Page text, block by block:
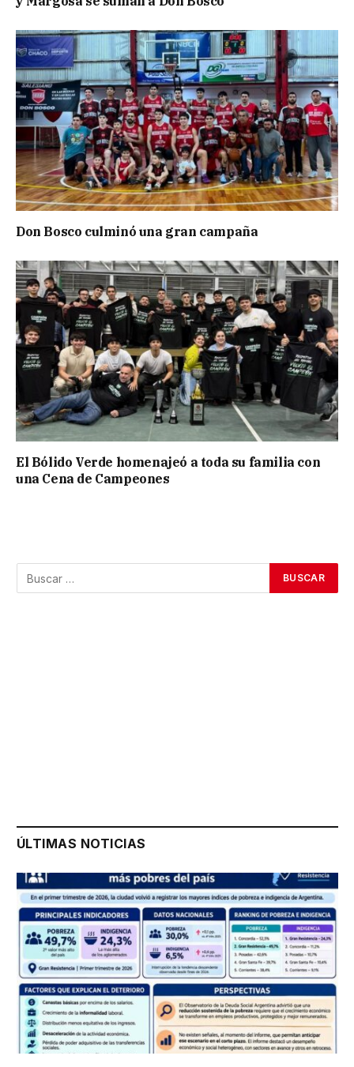
Don Bosco culminó una gran campaña
El Bólido Verde homenajeó a toda su familia con
una Cena de Campeones
ÚLTIMAS NOTICIAS